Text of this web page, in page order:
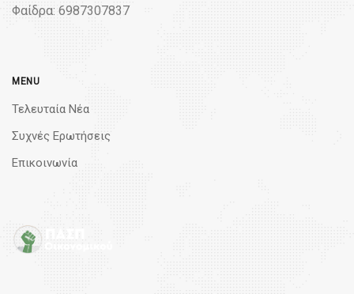
Φαίδρα: 6987307837
MENU
Τελευταία Νέα
Συχνές Ερωτήσεις
Επικοινωνία